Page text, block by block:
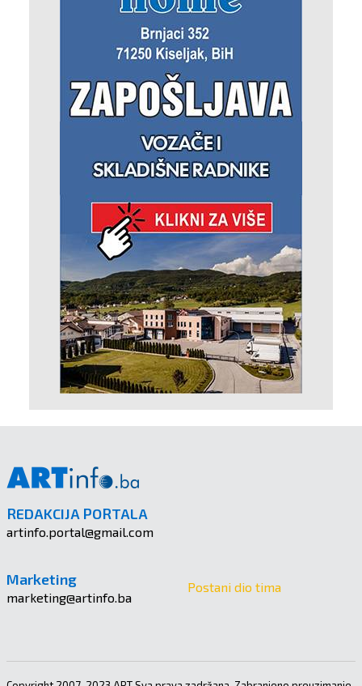
REDAKCIJA PORTALA
artinfo.portal@gmail.com
Marketing
marketing@artinfo.ba
Postani dio tima